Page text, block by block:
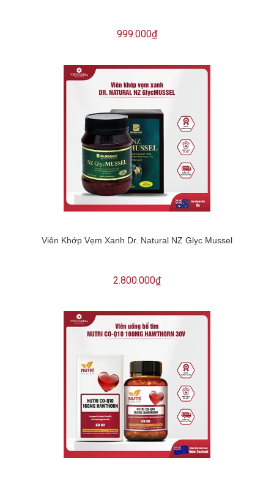
999.000₫
Viên Khớp Vẹm Xanh Dr. Natural NZ Glyc Mussel
2.800.000₫